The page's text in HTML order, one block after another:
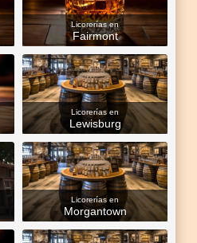
Licorerías en
Fairmont
Licorerías en
Lewisburg
Licorerías en
Morgantown